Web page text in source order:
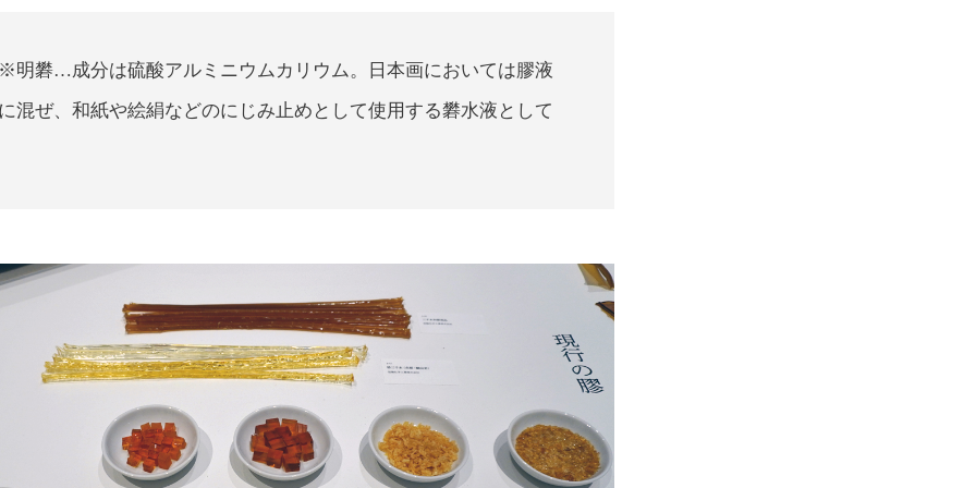
明礬…成分は硫酸アルミニウムカリウム。日本画においては膠液
混ぜ、和紙や絵絹などのにじみ止めとして使用する礬水液として